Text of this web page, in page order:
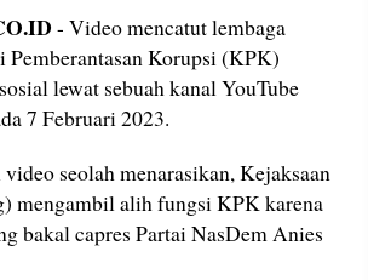
- Video mencatut lembaga
Pemberantasan Korupsi (KPK)
lewat sebuah kanal YouTube
7 Februari 2023.
seolah menarasikan, Kejaksaan
mengambil alih fungsi KPK karena
bakal capres Partai NasDem Anies